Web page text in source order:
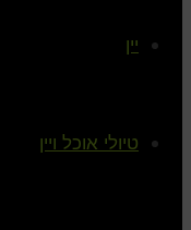
יין
טיולי אוכל ויין